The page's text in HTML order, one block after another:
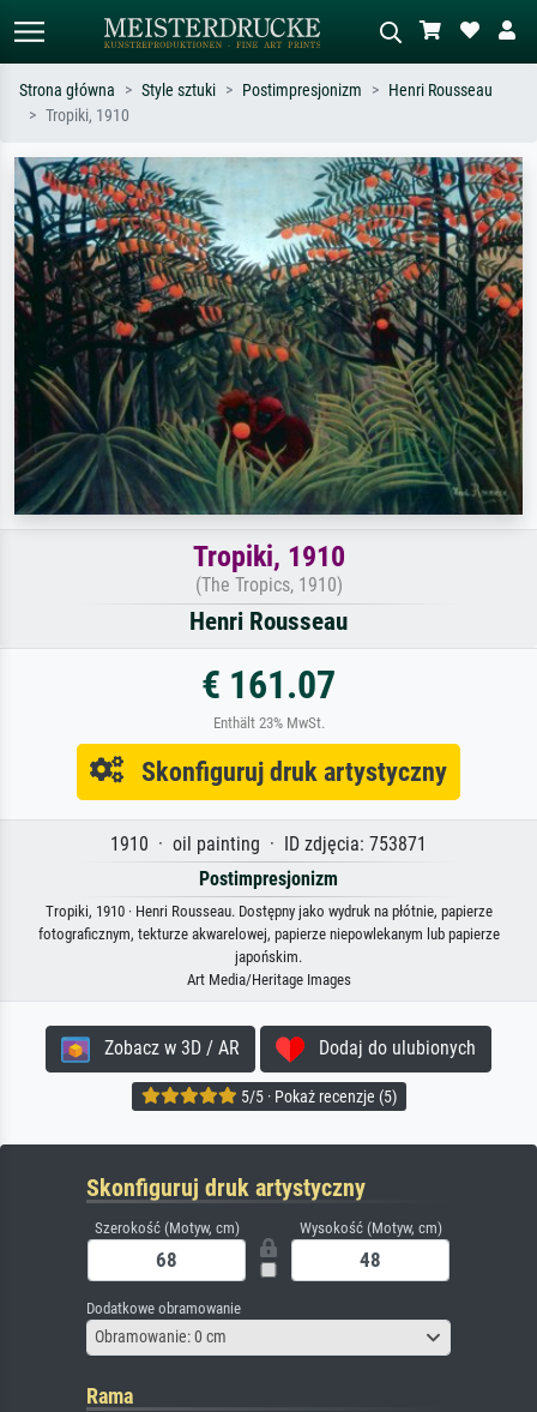
Szukaj wg artysty, tytułu lub stylu – np.
Monet, Gwiaździsta noc,
impresjonizm, fala Hokusaia, akt.
Opisz scenę – np. zielona łąka,
abstrakcja z czerwienią, ciemny olej,
stojący akt obok drzewa.
Strona główna Style sztuki Postimpresjonizm
Henri Rousseau
Tropiki, 1910
Tropiki, 1910
(The Tropics, 1910)
Henri Rousseau
€ 161.07
Enthält 23% MwSt.
Skonfiguruj druk artystyczny
1910 · oil painting · ID zdjęcia: 753871
Postimpresjonizm
Tropiki, 1910 · Henri Rousseau. Dostępny jako wydruk na płótnie, papierze
fotograficznym, tekturze akwarelowej, papierze niepowlekanym lub papierze
japońskim.
Art Media/Heritage Images
Zobacz w 3D / AR Dodaj do ulubionych
5/5 · Pokaż recenzje (5)
Skonfiguruj druk artystyczny
Szerokość (Motyw, cm) Wysokość (Motyw, cm)
Dodatkowe obramowanie
Obramowanie: 0 cm
Rama